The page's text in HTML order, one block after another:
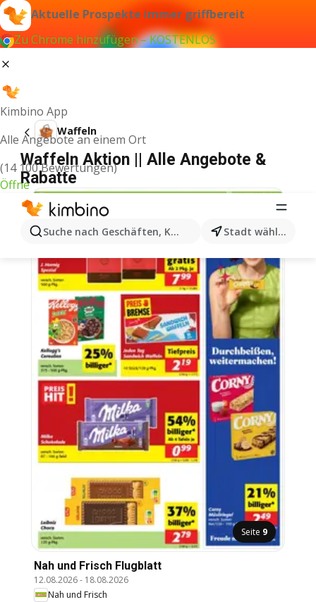
Aktuelle Prospekte immer griffbereit
Zu Chrome hinzufügen – KOSTENLOS
Kimbino App
Alle Angebote an einem Ort
(14 100 Bewertungen)
Öffne
Suche nach Geschäften, Kategorien, Produkten...
Stadt wählen
Waffeln
Waffeln Aktion || Alle Angebote &
Rabatte
Seite 9
Nah und Frisch Flugblatt
12.08.2026- 18.08.2026
Nah und Frisch